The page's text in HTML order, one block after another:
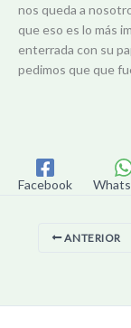
nos queda a
que eso es lo más
enterrada con su
pedimos que que
Facebook
ANTERIOR